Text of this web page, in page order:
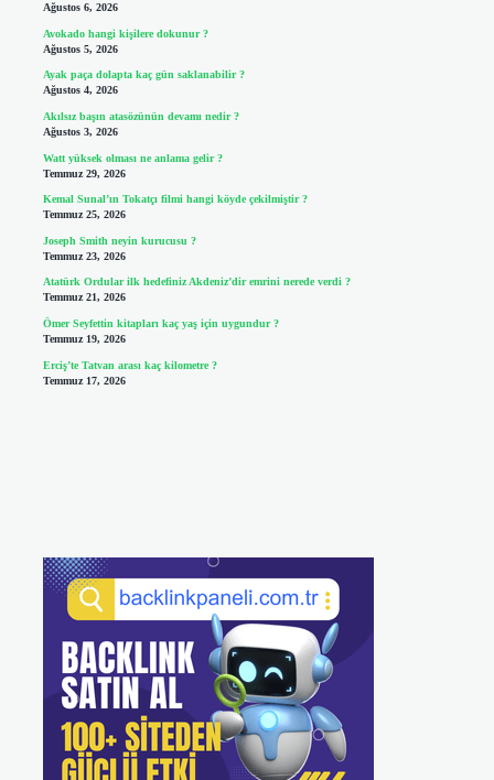
Ağustos 6, 2026
Avokado hangi kişilere dokunur ?
Ağustos 5, 2026
Ayak paça dolapta kaç gün saklanabilir ?
Ağustos 4, 2026
Akılsız başın atasözünün devamı nedir ?
Ağustos 3, 2026
Watt yüksek olması ne anlama gelir ?
Temmuz 29, 2026
Kemal Sunal’ın Tokatçı filmi hangi köyde çekilmiştir ?
Temmuz 25, 2026
Joseph Smith neyin kurucusu ?
Temmuz 23, 2026
Atatürk Ordular ilk hedefiniz Akdeniz’dir emrini nerede verdi ?
Temmuz 21, 2026
Ömer Seyfettin kitapları kaç yaş için uygundur ?
Temmuz 19, 2026
Erciş’te Tatvan arası kaç kilometre ?
Temmuz 17, 2026